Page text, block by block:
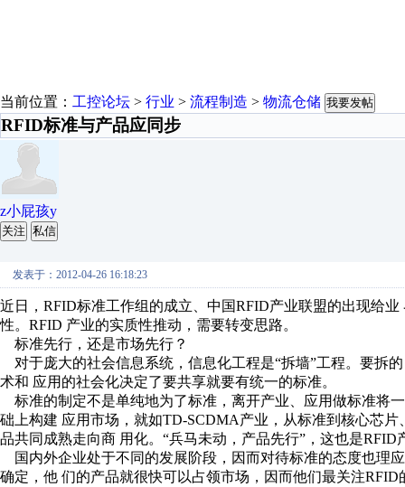
当前位置： 工控论坛 > 行业 > 流程制造 > 物流仓储 我要发帖
RFID标准与产品应同步
z小屁孩y
关注 私信
发表于：2012-04-26 16:18:23
近日，RFID标准工作组的成立、中国RFID产业联盟的出现
性。RFID 产业的实质性推动，需要转变思路。
标准先行，还是市场先行？
对于庞大的社会信息系统，信息化工程是“拆墙”工程。要拆
术和 应用的社会化决定了要共享就要有统一的标准。
标准的制定不是单纯地为了标准，离开产业、应用做标准将
础上构建 应用市场，就如TD-SCDMA产业，从标准到核心芯
品共同成熟走向商 用化。“兵马未动，产品先行”，这也是RFID
国内外企业处于不同的发展阶段，因而对待标准的态度也理
确定，他 们的产品就很快可以占领市场，因而他们最关注